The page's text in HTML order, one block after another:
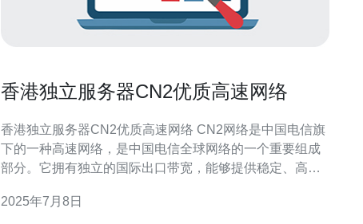
香港独立服务器CN2优质高速网络
香港独立服务器CN2优质高速网络 CN2网络是中国电信旗
下的一种高速网络，是中国电信全球网络的一个重要组成
部分。它拥有独立的国际出口带宽，能够提供稳定、高速
理位置优越，是连接中国大陆和国际的重要枢纽，拥有优
2025年7月8日